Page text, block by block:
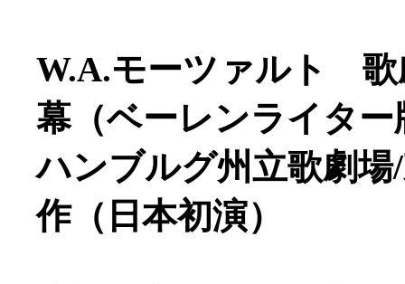
W.A.モーツァルト 歌
幕（ベーレンライター
ハンブルグ州立歌劇
作（日本初演）